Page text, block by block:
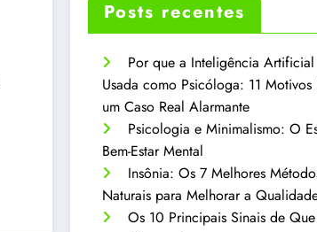
Posts recentes
Por que a Inteligência
Usada como Psicóloga: 11 Motivos
um Caso Real Alarmante
Psicologia e Minimalismo: O
Bem-Estar Mental
Insônia: Os 7 Melhores
Naturais para Melhorar a
Os 10 Principais Sinais de